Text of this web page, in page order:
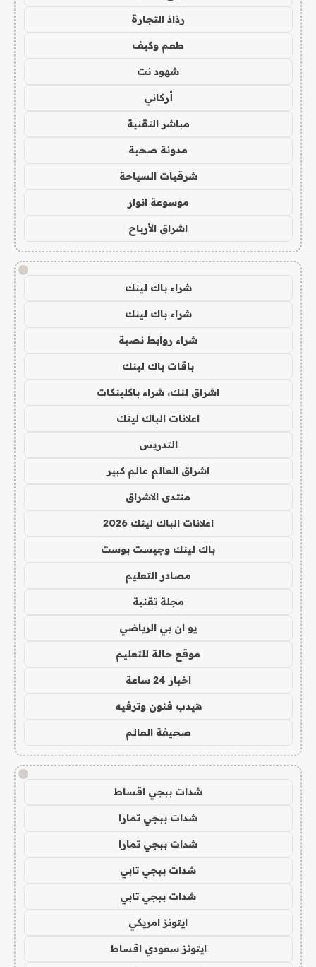
رذاذ التجارة
طعم وكيف
شهود نت
أركاني
مباشر التقنية
مدونة صحبة
شرقيات السياحة
موسوعة انوار
اشراق الأرباح
!
شراء باك لينك
شراء باك لينك
شراء روابط نصية
باقات باك لينك
اشراق لنك، شراء باكلينكات
اعلانات الباك لينك
التدريس
اشراق العالم عالم كبير
منتدى الاشراق
اعلانات الباك لينك 2026
باك لينك وجيست بوست
مصادر التعليم
مجلة تقنية
يو ان بي الرياضي
موقع حالة للتعليم
اخبار 24 ساعة
هيدب فنون وترفيه
صحيفة العالم
!
شدات ببجي اقساط
شدات ببجي تمارا
شدات ببجي تمارا
شدات ببجي تابي
شدات ببجي تابي
ايتونز امريكي
ايتونز سعودي اقساط